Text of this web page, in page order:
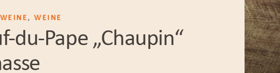
,WEINE
du-Pape „Chaupin“